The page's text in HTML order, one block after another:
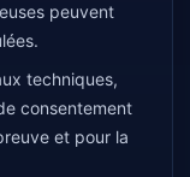
peuvent
techniques,
consentement
et pour la